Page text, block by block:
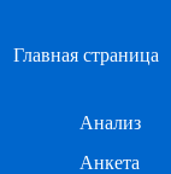
Главная страница
Анализ
Анкета